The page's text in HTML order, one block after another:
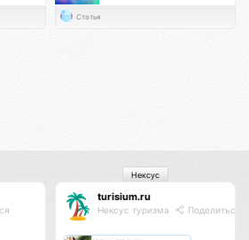
Статья
turisium.ru
Нексус туризма Поделиться
Нексус